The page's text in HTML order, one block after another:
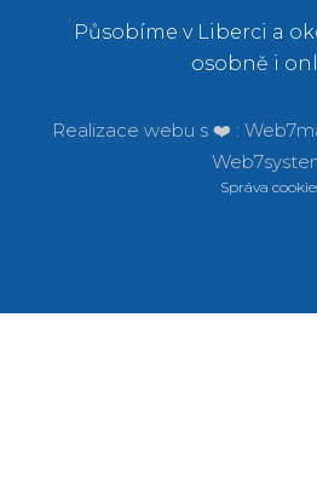
Působíme v Liberci a
osobně i
Realizace webu s ❤️ :
Správa